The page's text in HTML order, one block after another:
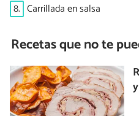
8. Carrillada en salsa
Recetas que no te